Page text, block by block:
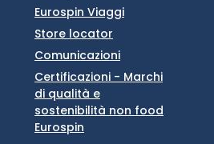
Eurospin Viaggi
Store locator
Comunicazioni
Certificazioni - Marchi
di qualità e
sostenibilità non food
Eurospin